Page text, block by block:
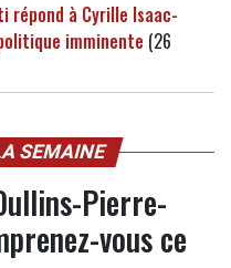
répond à Cyrille Isaac-
imminente (26
SEMAINE
Pierre-
vous ce